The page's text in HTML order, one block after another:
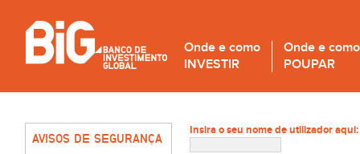
Onde e como
INVESTIR
Onde e como
POUPAR
AVISOS DE SEGURANÇA
Insira o seu nome de utilizador aqui: